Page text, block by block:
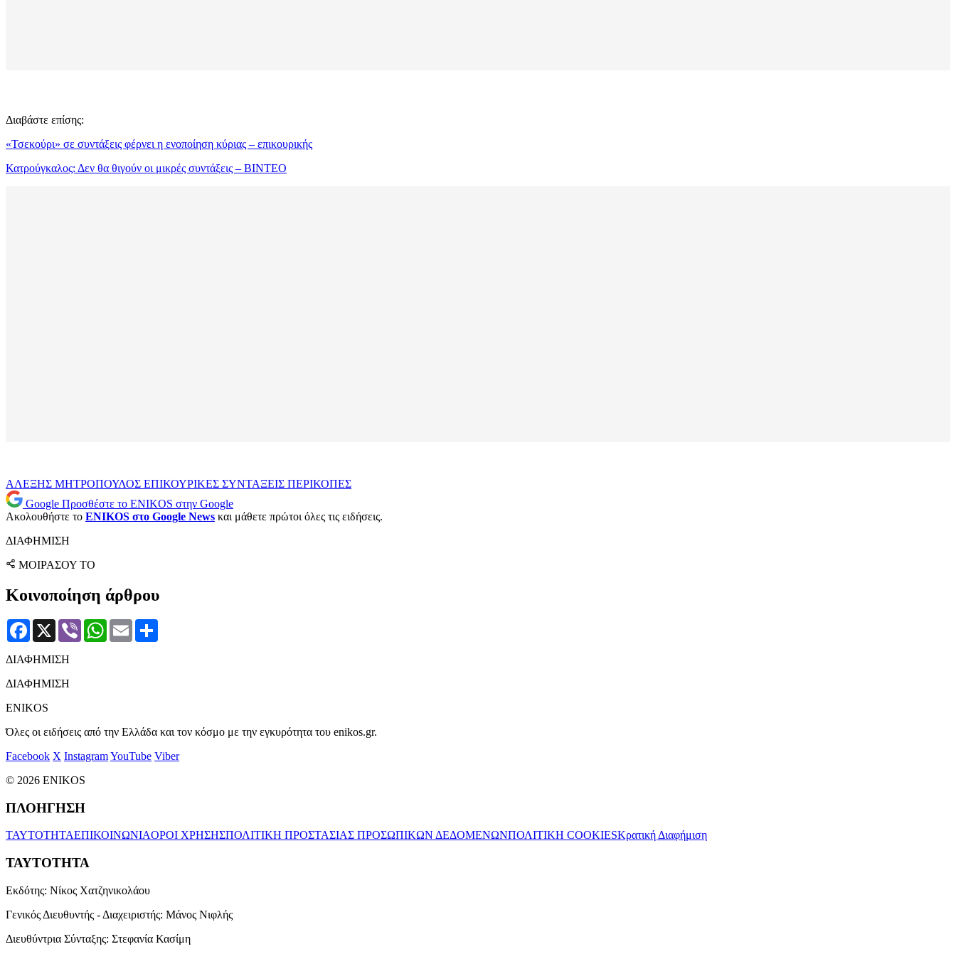
Διαβάστε επίσης:
«Τσεκούρι» σε συντάξεις φέρνει η ενοποίηση κύριας – επικουρικής
Κατρούγκαλος: Δεν θα θιγούν οι μικρές συντάξεις – ΒΙΝΤΕΟ
ΑΛΕΞΗΣ ΜΗΤΡΟΠΟΥΛΟΣ ΕΠΙΚΟΥΡΙΚΕΣ ΣΥΝΤΑΞΕΙΣ ΠΕΡΙΚΟΠΕΣ
Google Προσθέστε το ENIKOS στην Google
Ακολουθήστε το ENIKOS στο Google News και μάθετε πρώτοι όλες τις ειδήσεις.
ΔΙΑΦΗΜΙΣΗ
ΜΟΙΡΑΣΟΥ ΤΟ
Κοινοποίηση άρθρου
Facebook
X Viber WhatsApp
Email
ΔΙΑΦΗΜΙΣΗ
ΔΙΑΦΗΜΙΣΗ
ENIKOS
Όλες οι ειδήσεις από την Ελλάδα και τον κόσμο με την εγκυρότητα του enikos.gr.
Facebook X InstagramYouTube Viber
© 2026 ENIKOS
ΠΛΟΗΓΗΣΗ
ΤΑΥΤΟΤΗΤΑΕΠΙΚΟΙΝΩΝΙΑΟΡΟΙ ΧΡΗΣΗΣΠΟΛΙΤΙΚΗ ΠΡΟΣΤΑΣΙΑΣ ΠΡΟΣΩΠΙΚΩΝ ΔΕΔΟΜΕΝΩΝΠΟΛΙΤΙΚΗ COOKIESΚρατική Διαφήμιση
ΤΑΥΤΟΤΗΤΑ
Εκδότης: Νίκος Χατζηνικολάου
Γενικός Διευθυντής - Διαχειριστής: Μάνος Νιφλής
Διευθύντρια Σύνταξης: Στεφανία Κασίμη